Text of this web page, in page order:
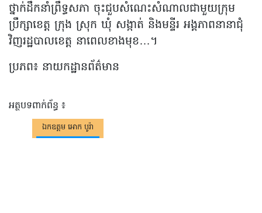
ថ្នាក់ដឹកនាំព្រឹទ្ធសភា ចុះជួបសំណេះសំណាលជាមួយក្រុម
ប្រឹក្សាខេត្ត ក្រុង ស្រុក ឃុំ សង្កាត់ និងមន្ទីរ អង្គភាពនានាជុំ
វិញរដ្ឋបាលខេត្ត នាពេលខាងមុខ…។
ប្រភព៖ នាយកដ្ឋានព័ត៌មាន
អត្ថបទពាក់ព័ន្ធ ៖
ឯកឧត្តម អោក បូរ៉ា